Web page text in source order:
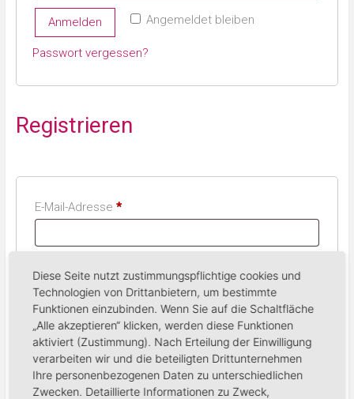
Angemeldet bleiben
Anmelden
Passwort vergessen?
Registrieren
E-Mail-Adresse *
deine E-Mail-Adresse gesendet.
Your personal data will be used to support your
experience throughout this website, to manage
access to your account, and for other purposes
described in ourDatenschutzerklärung.
Registrieren
Diese Seite nutzt zustimmungspflichtige cookies und
Technologien von Drittanbietern, um bestimmte
Funktionen einzubinden. Wenn Sie auf die Schaltfläche
„Alle akzeptieren“ klicken, werden diese Funktionen
aktiviert (Zustimmung). Nach Erteilung der Einwilligung
verarbeiten wir und die beteiligten Drittunternehmen
Ihre personenbezogenen Daten zu unterschiedlichen
Zwecken. Detaillierte Informationen zu Zweck,